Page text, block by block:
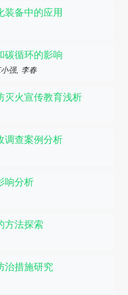
装备中的应用
碳循环的影响
强, 李春
灭火宣传教育浅析
调查案例分析
响分析
方法探索
治措施研究